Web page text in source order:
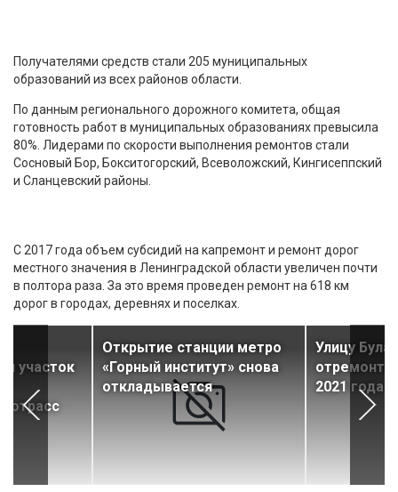
Получателями средств стали 205 муниципальных
образований из всех районов области.
По данным регионального дорожного комитета, общая
готовность работ в муниципальных образованиях превысила
80%. Лидерами по скорости выполнения ремонтов стали
Сосновый Бор, Бокситогорский, Всеволожский, Кингисеппский
и Сланцевский районы.
С 2017 года объем субсидий на капремонт и ремонт дорог
местного значения в Ленинградской области увеличен почти
в полтора раза. За это время проведен ремонт на 618 км
дорог в городах, деревнях и поселках.
участок
Открытие станции метро
«Горный институт» снова
откладывается
Улицу
2021 года